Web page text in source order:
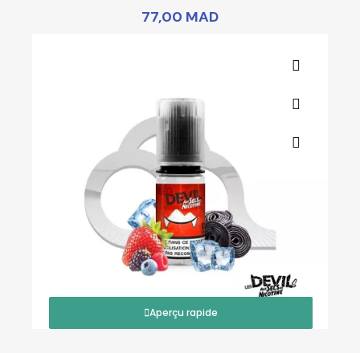
77,00 MAD
Aperçu rapide